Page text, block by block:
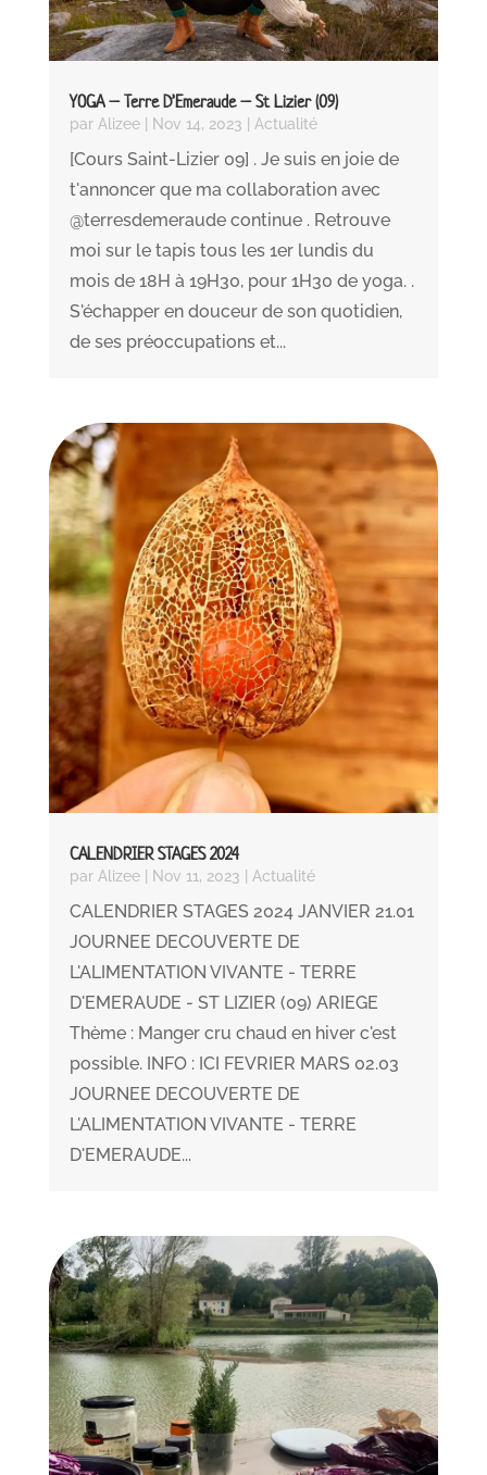
YOGA – Terre D’Emeraude – St Lizier (09)
par Alizee| Nov 14, 2023 | Actualité
[Cours Saint-Lizier 09] . Je suis en joie de
t'annoncer que ma collaboration avec
@terresdemeraude continue . Retrouve
moi sur le tapis tous les 1er lundis du
mois de 18H à 19H30, pour 1H30 de yoga. .
S'échapper en douceur de son quotidien,
de ses préoccupations et...
CALENDRIER STAGES 2024
par Alizee| Nov 11, 2023 Actualité
CALENDRIER STAGES 2024 JANVIER 21.01
JOURNEE DECOUVERTE DE
L'ALIMENTATION VIVANTE - TERRE
D'EMERAUDE - ST LIZIER (09) ARIEGE
Thème : Manger cru chaud en hiver c'est
possible. INFO : ICI FEVRIER MARS 02.03
JOURNEE DECOUVERTE DE
L'ALIMENTATION VIVANTE - TERRE
D'EMERAUDE...